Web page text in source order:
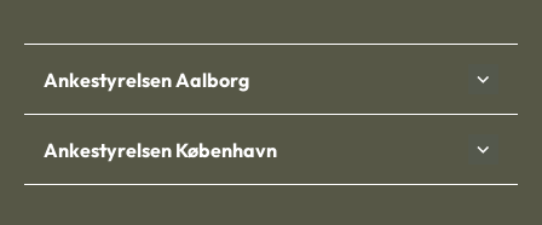
Ankestyrelsen Aalborg
Ankestyrelsen København